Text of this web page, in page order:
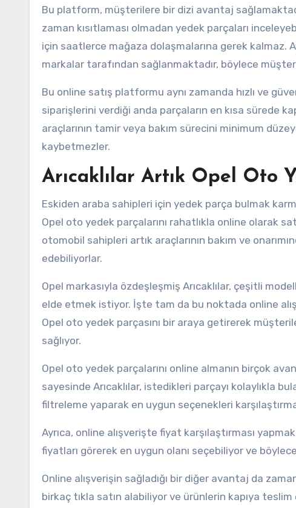
Bu platform, müşterilere bir dizi avantaj
zaman kısıtlaması olmadan yedek parçaları
için saatlerce mağaza dolaşmalarına gerek kalmaz.
markalar tarafından sağlanmaktadır, böylece
Bu online satış platformu aynı zamanda hızlı ve
siparişlerini verdiği anda parçaların en kısa sürede
araçlarının tamir veya bakım sürecini minimum
kaybetmezler.
Arıcaklılar Artık Opel Oto
Eskiden araba sahipleri için yedek parça bulmak
Opel oto yedek parçalarını rahatlıkla online olarak
otomobil sahipleri artık araçlarının bakım ve
edebiliyorlar.
Opel markasıyla özdeşleşmiş Arıcaklılar, çeşitli
elde etmek istiyor. İşte tam da bu noktada online
Opel oto yedek parçasını bir araya getirerek
sağlıyor.
Opel oto yedek parçalarını online almanın birçok
sayesinde Arıcaklılar, istedikleri parçayı kolaylıkla
filtreleme yaparak en uygun seçenekleri
Ayrıca, online alışverişte fiyat karşılaştırması
fiyatları görerek en uygun olanı seçebiliyor ve
Online alışverişin sağladığı bir diğer avantaj da
birkaç tıkla satın alabiliyor ve ürünlerin kapıya